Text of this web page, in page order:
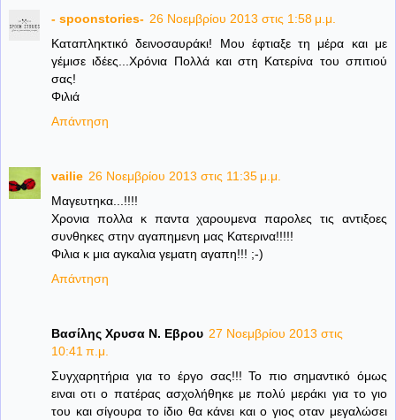
- spoonstories- 26 Νοεμβρίου 2013 στις 1:58 μ.μ.
Καταπληκτικό δεινοσαυράκι! Μου έφτιαξε τη μέρα και με
γέμισε ιδέες...Χρόνια Πολλά και στη Κατερίνα του σπιτιού
σας!
Φιλιά
Απάντηση
vailie 26 Νοεμβρίου 2013 στις 11:35 μ.μ.
Μαγευτηκα...!!!!
Χρονια πολλα κ παντα χαρουμενα παρολες τις αντιξοες
συνθηκες στην αγαπημενη μας Κατερινα!!!!!
Φιλια κ μια αγκαλια γεματη αγαπη!!! ;-)
Απάντηση
Βασίλης Χρυσα Ν. Εβρου 27 Νοεμβρίου 2013 στις
10:41 π.μ.
Συγχαρητήρια για το έργο σας!!! Το πιο σημαντικό όμως
ειναι οτι ο πατέρας ασχολήθηκε με πολύ μεράκι για το γιο
του και σίγουρα το ίδιο θα κάνει και ο γιος οταν μεγαλώσει